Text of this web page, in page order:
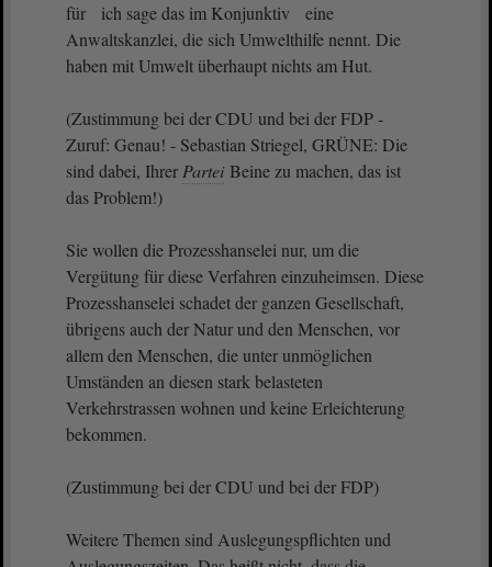
für ich sage das im Konjunktiv eine
Anwaltskanzlei, die sich Umwelthilfe nennt. Die
haben mit Umwelt überhaupt nichts am Hut.
(Zustimmung bei der CDU und bei der FDP -
Zuruf: Genau! - Sebastian Striegel, GRÜNE: Die
sind dabei, Ihrer Partei Beine zu machen, das ist
das Problem!)
Sie wollen die Prozesshanselei nur, um die
Vergütung für diese Verfahren einzuheimsen. Diese
Prozesshanselei schadet der ganzen Gesellschaft,
übrigens auch der Natur und den Menschen, vor
allem den Menschen, die unter unmöglichen
Umständen an diesen stark belasteten
Verkehrstrassen wohnen und keine Erleichterung
bekommen.
(Zustimmung bei der CDU und bei der FDP)
Weitere Themen sind Auslegungspflichten und